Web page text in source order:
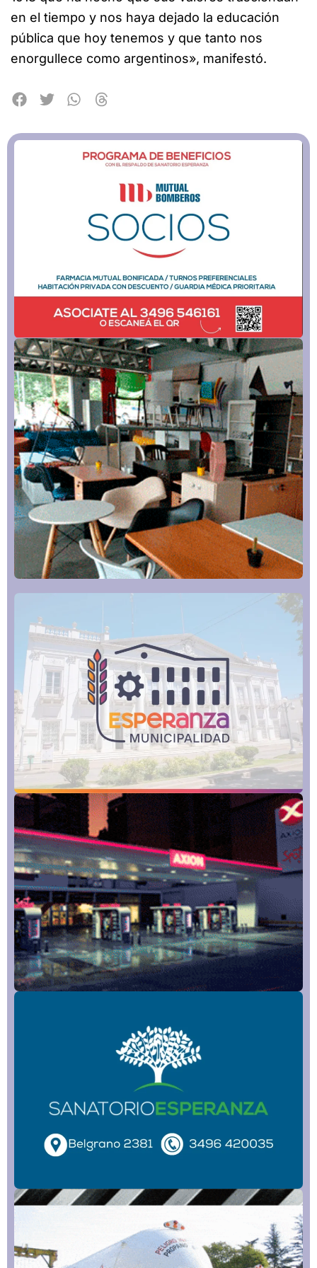
en el tiempo y nos haya dejado la educación
pública que hoy tenemos y que tanto nos
enorgullece como argentinos», manifestó.